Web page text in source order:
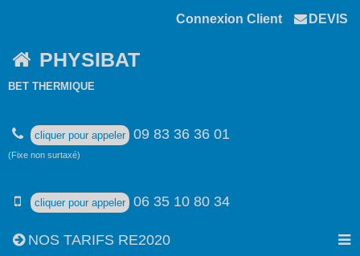
Connexion Client DEVIS
PHYSIBAT
BET THERMIQUE
cliquer pour appeler 09 83 36 36 01
(Fixe non surtaxé)
cliquer pour appeler 06 35 10 80 34
NOS TARIFS RE2020